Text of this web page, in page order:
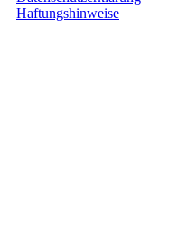
Haftungshinweise